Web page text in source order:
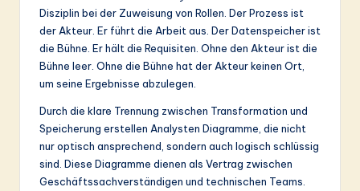
Disziplin bei der Zuweisung von Rollen. Der Prozess ist
der Akteur. Er führt die Arbeit aus. Der Datenspeicher ist
die Bühne. Er hält die Requisiten. Ohne den Akteur ist die
Bühne leer. Ohne die Bühne hat der Akteur keinen Ort,
um seine Ergebnisse abzulegen.
Durch die klare Trennung zwischen Transformation und
Speicherung erstellen Analysten Diagramme, die nicht
nur optisch ansprechend, sondern auch logisch schlüssig
sind. Diese Diagramme dienen als Vertrag zwischen
Geschäftssachverständigen und technischen Teams.